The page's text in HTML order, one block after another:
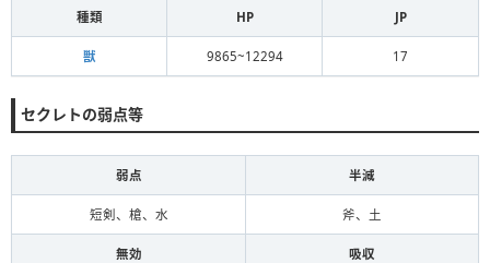
種類 HP JP
獣 9865~12294 17
セクレトの弱点等
弱点 半減
短剣、槍、水 斧、土
無効 吸収